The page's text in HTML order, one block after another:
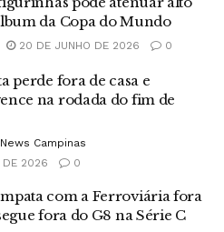
da Copa do Mundo
20 DE JUNHO DE 2026 0
perde fora de casa e
na rodada do fim de
Campinas
2026
0
com a Ferroviária fora
fora do G8 na Série C